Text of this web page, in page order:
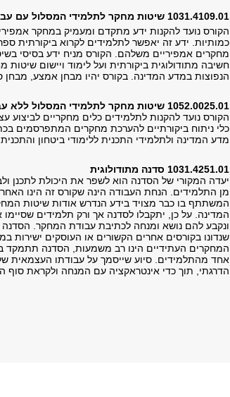
1031.4109.01 שיטות מחקר לתלמידי המסלול עם עבודת גמר
הקורס נועד להקנות ידע מתקדם ומעמיק במחקר
כמותיות. ידע זה יאפשר לתלמידים לקרוא ביקורתית
מחקרים אמפיריים משלהם. הקורס מניח ידע בסיסי
חשיבה מתודולוגית ביקורתית ועל לימוד ויישום
הנפוצות במדע המדינה. בקורס יהיו מבחן אמצע, מבחן
1052.0025.01 שיטות מחקר לתלמידי המסלול ללא עבודת גמר
הקורס נועד להקנות לתלמידים כלים מחקריים לביצוע
כלי ניתוח ביקורתיים להערכת מחקרים המתפרסמים
מדע המדינה ולתלמידי התכנית ללימודי ביטחון
1031.4251.01 סדנה מתודולוגית
יעדה המקורי של הסדנה הוא לשפר את היכולת לתכנן
מן התלמידים. הנחת העבודה הינה שקורס זה הינו
המשתתף בו כבר מצויד בידע הנדרש אודות שיטות
המדינה. על כן, יתקבלו לסדנה אך ורק תלמידים
ונקבע להם נושא ומנחה לכתיבת עבודת המחקר.
שנדונו בקורסים אחרים הקשורים או העוסקים ישירות
המחקרים העתידיים הינו רב משמעות, הסדנה תתמקד
אחד מהתלמידים. סיוע שייסמך על עבודתו העצמאית
הדרגתי, תוך כדי אינטראקציה עם המנחה ולקראת סוף